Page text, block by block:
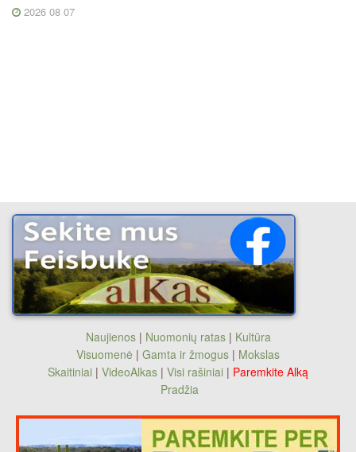
2026 08 07
Naujienos| Nuomonių ratas| Kultūra
Visuomenė | Gamta ir žmogus | Mokslas
Skaitiniai | VideoAlkas | Visi rašiniai | Paremkite Alką
Pradžia